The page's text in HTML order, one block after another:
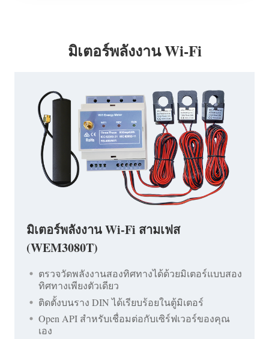
มิเตอร์พลังงาน Wi-Fi
มิเตอร์พลังงาน Wi-Fi สามเฟส
(WEM3080T)
ตรวจวัดพลังงานสองทิศทางได้ด้วยมิเตอร์แบบสอง
ทิศทางเพียงตัวเดียว
ติดตั้งบนราง DIN ได้เรียบร้อยในตู้มิเตอร์
Open API สำหรับเชื่อมต่อกับเซิร์ฟเวอร์ของคุณ
เอง